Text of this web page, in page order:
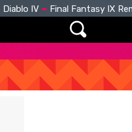
Diablo IV Final Fantasy IX